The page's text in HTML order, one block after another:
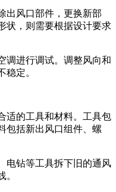
风口部件，更换新部
状，则需要根据设计要求
进行调试。调整风向和
稳定。
的工具和材料。工具包
包括新出风口组件、螺
钻等工具拆下旧的通风
。